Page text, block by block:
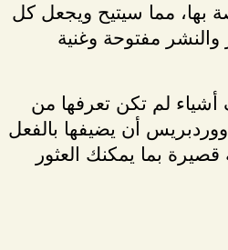
بها، مما سيتيح ويجعل كل
والنشر مفتوحة وغنية
أشياء لم تكن تعرفها من
أن يضيفها بالفعل
قصيرة بما يمكنك العثور